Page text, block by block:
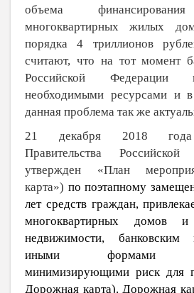
объема финансирования
многоквартирных жилых
порядка 4 триллионов
считают, что на тот момент
Российской Федерации
необходимыми ресурсами и
данная проблема так же
21 декабря 2018 года
Правительства
утвержден «План
карта») по поэтапному
лет средств граждан,
многоквартирных домов
недвижимости, банковским
иными формами
минимизирующими риск для
Дорожная карта). Дорожная